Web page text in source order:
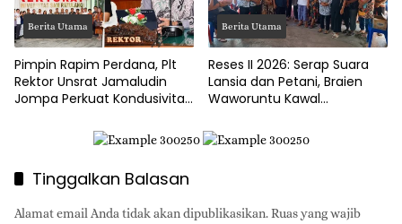
Berita Utama
Pimpin Rapim Perdana, Plt
Rektor Unsrat Jamaludin
Jompa Perkuat Kondusivitas
Berita Utama
Reses II 2026: Serap Suara
Lansia dan Petani, Braien
Waworuntu Kawal
Tinggalkan Balasan
Alamat email Anda tidak akan dipublikasikan.Ruas yang wajib